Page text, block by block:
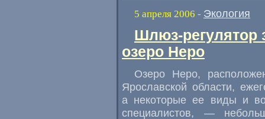
5 апреля 2006 - Экология
Шлюз-регулятор
озеро Неро
Озеро Неро,
Ярославской области,
а некоторые ее виды и
специалистов, —